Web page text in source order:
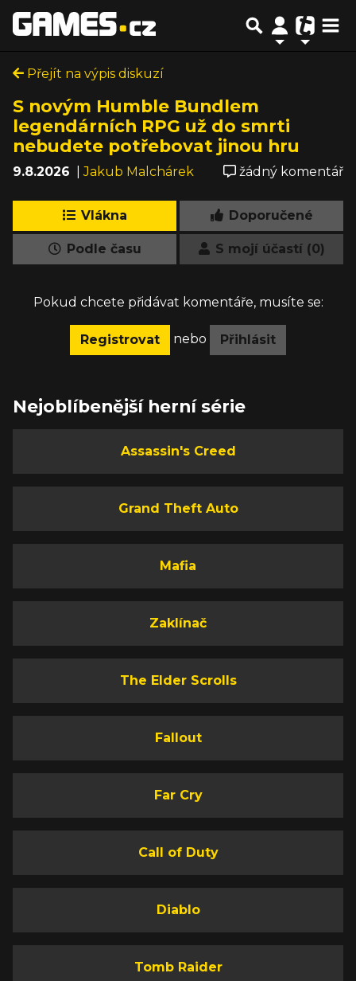
Přejít na výpis diskuzí
S novým Humble Bundlem
legendárních RPG už do smrti
nebudete potřebovat jinou hru
9.8.2026 |Jakub Malchárek žádný komentář
Vlákna Doporučené
Podle času S mojí účastí (0)
Pokud chcete přidávat komentáře, musíte se:
Registrovat nebo Přihlásit
Nejoblíbenější herní série
Assassin's Creed
Grand Theft Auto
Mafia
Zaklínač
The Elder Scrolls
Fallout
Far Cry
Call of Duty
Diablo
Tomb Raider